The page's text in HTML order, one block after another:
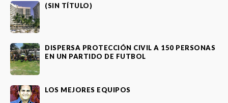
(SIN TÍTULO)
DISPERSA PROTECCIÓN CIVIL A 150 PERSONAS
EN UN PARTIDO DE FUTBOL
LOS MEJORES EQUIPOS